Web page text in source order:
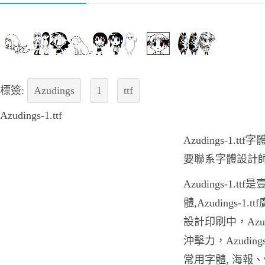
標簽: Azudings 1 ttf
Azudings-1.ttf
Azudings-1.ttf字
要聯系字體設計
Azudings-1.ttf是
體,Azudings-
設計印刷中，
沖擊力，
常用字體, 海報